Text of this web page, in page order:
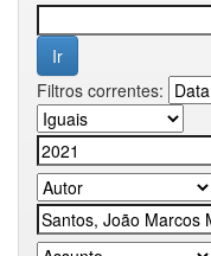
Filtros correntes: